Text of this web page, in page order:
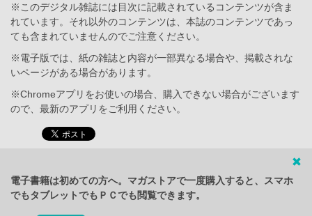
※このデジタル雑誌には目次に記載されているコンテンツが含ま
れています。それ以外のコンテンツは、本誌のコンテンツであっ
ても含まれていませんのでご注意ください。
※電子版では、紙の雑誌と内容が一部異なる場合や、掲載されな
いページがある場合があります。
※Chromeアプリをお使いの場合、購入できない場合がございます
ので、最新のアプリをご利用ください。
電子書籍は初めての方へ。マガストアで一度購入すると、スマホ
でもタブレットでもＰＣでも閲覧できます。